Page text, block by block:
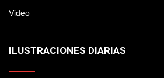
Video
ILUSTRACIONES DIARIAS